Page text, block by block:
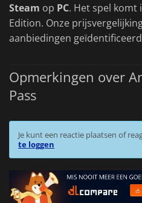
Steam op PC. Het spel komt
Edition. Onze
aanbiedingen
Opmerkingen over
Pass
Je kunt een reactie plaatsen of
te loggen